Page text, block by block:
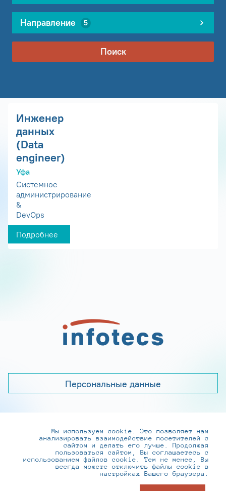
Направление 5
Поиск
Инженер
данных
(Data
engineer)
Уфа
Системное
администрирование
&
DevOps
Подробнее
Персональные данные
+7 (495) 737-6192, 8-800-250-0-260
practice@infotecs.ru,hr@infotecs.ru
127273, г. Москва, Отрадная ул., 2Б строение 1
Мы используем cookie. Это позволяет нам
анализировать взаимодействие посетителей с
сайтом и делать его лучше. Продолжая
пользоваться сайтом, Вы соглашаетесь с
использованием файлов cookie. Тем не менее, Вы
всегда можете отключить файлы cookie в
настройках Вашего браузера.